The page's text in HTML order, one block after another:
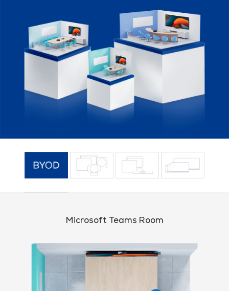
Microsoft Teams Room